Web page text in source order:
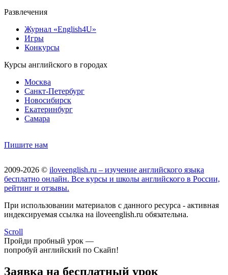
Развлечения
Журнал «English4U»
Игры
Конкурсы
Курсы английского в городах
Москва
Санкт-Петербург
Новосибирск
Екатеринбург
Самара
Пишите нам
2009-2026 © iloveenglish.ru – изучение английского языка
бесплатно онлайн. Все курсы и школы английского в России,
рейтинг и отзывы.
При использовании материалов с данного ресурса - активная
индексируемая ссылка на iloveenglish.ru обязательна.
Scroll
Пройди пробный урок —
попробуй английский по Скайп!
Заявка на бесплатный урок